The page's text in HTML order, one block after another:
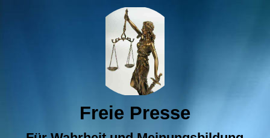
Freie Presse